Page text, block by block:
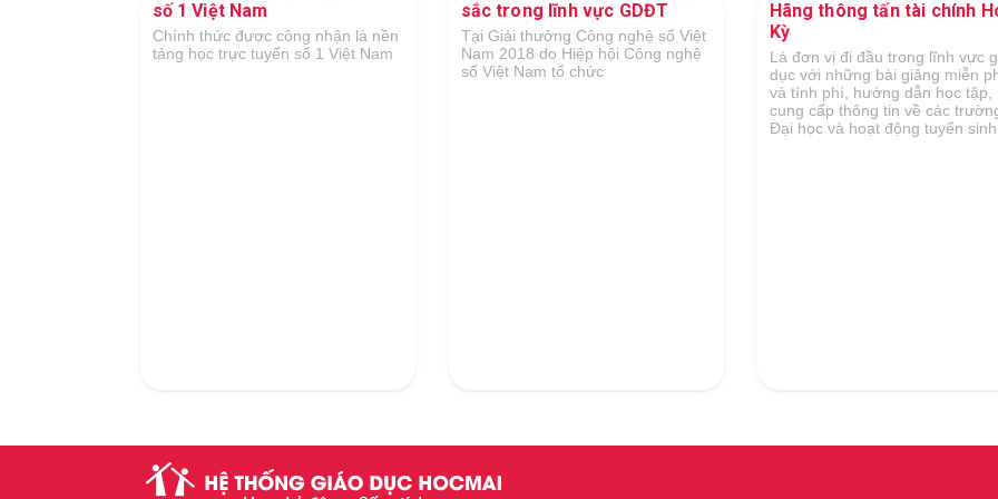
sắc trong lĩnh vực GDĐT
Tại Giải thưởng Công nghệ số Việt
Nam 2018 do Hiệp hội Công nghệ
Hãng thông tấn tài chính Hoa
Kỳ
Là đơn vị đi đầu trong lĩnh vực giáo
dục với những bài giảng miễn phí
Vòng Chung khảo ASEAN ICT
Awards 2019